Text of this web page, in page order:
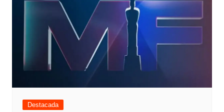
Destacada